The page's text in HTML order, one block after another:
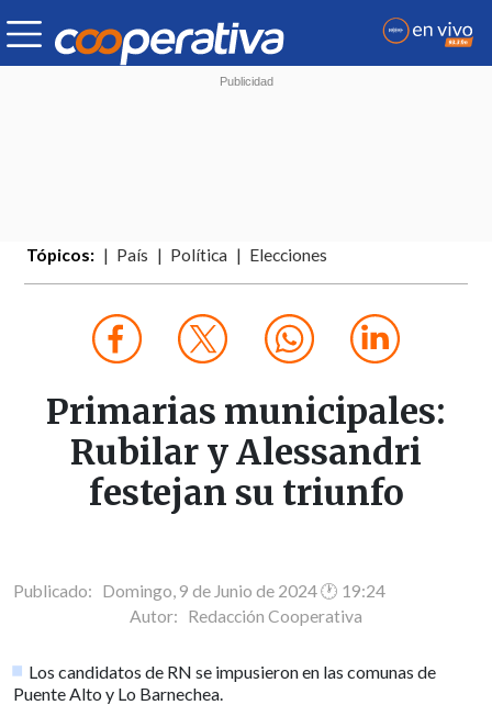
Tópicos: País Política Elecciones
Primarias municipales:
Rubilar y Alessandri
festejan su triunfo
Publicado: Domingo, 9 de Junio de 2024 🕐 19:24
Autor: Redacción Cooperativa
Los candidatos de RN se impusieron en las comunas de
Puente Alto y Lo Barnechea.